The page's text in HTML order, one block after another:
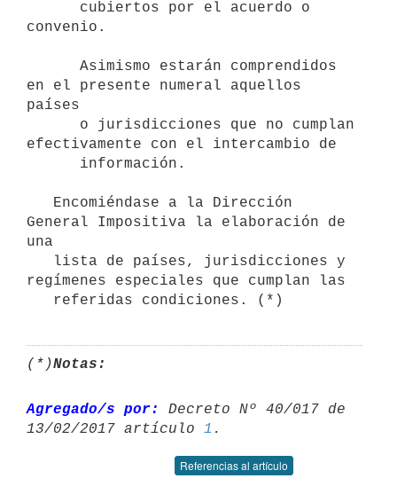
convenio.
en el presente numeral aquellos
países
efectivamente con el intercambio de
General Impositiva la elaboración de
una
regímenes especiales que cumplan las
(*)Notas:
Agregado/s por:
Decreto Nº 40/017 de
13/02/2017 artículo 1
Referencias al artículo